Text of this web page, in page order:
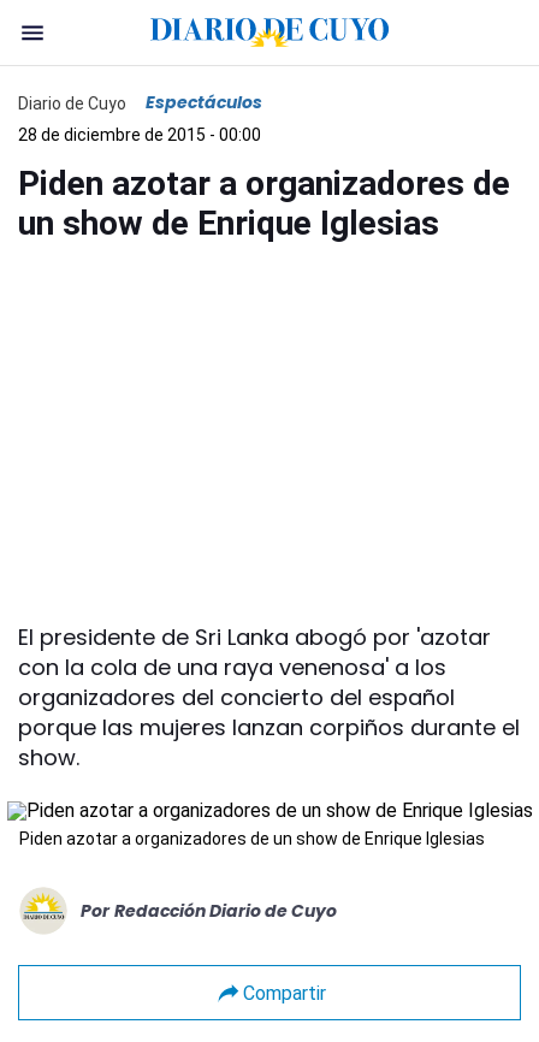
Diario de Cuyo Espectáculos
28 de diciembre de 2015 - 00:00
Piden azotar a organizadores de
un show de Enrique Iglesias
El presidente de Sri Lanka abogó por 'azotar
con la cola de una raya venenosa' a los
organizadores del concierto del español
porque las mujeres lanzan corpiños durante el
show.
Piden azotar a organizadores de un show de Enrique Iglesias
Por Redacción Diario de Cuyo
Compartir